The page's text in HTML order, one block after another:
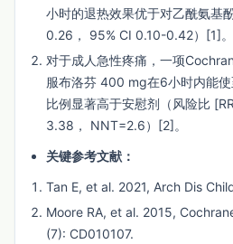
小时的退热效果优于对乙酰氨基
0.26， 95% CI 0.10-0.42）[1]。
对于成人急性疼痛，一项
服布洛芬 400 mg在6小时内能
比例显著高于安慰剂（风险比
3.38， NNT=2.6）[2]。
关键参考文献：
Tan E, et al. 2021, Arch Dis
Moore RA, et al. 2015,
(7): CD010107.